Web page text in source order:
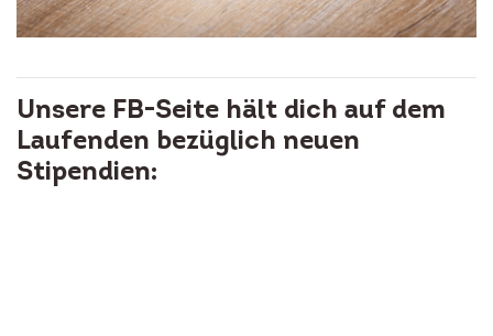
Unsere FB-Seite hält dich auf dem
Laufenden bezüglich neuen
Stipendien: